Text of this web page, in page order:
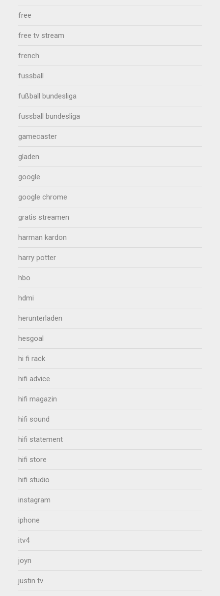
free
free tv stream
french
fussball
fußball bundesliga
fussball bundesliga
gamecaster
gladen
google
google chrome
gratis streamen
harman kardon
harry potter
hbo
hdmi
herunterladen
hesgoal
hi fi rack
hifi advice
hifi magazin
hifi sound
hifi statement
hifi store
hifi studio
instagram
iphone
itv4
joyn
justin tv